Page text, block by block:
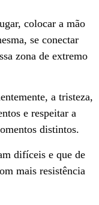
colocar a mão
se conectar
zona de extremo
a tristeza,
e respeitar a
distintos.
difíceis e que de
mais resistência